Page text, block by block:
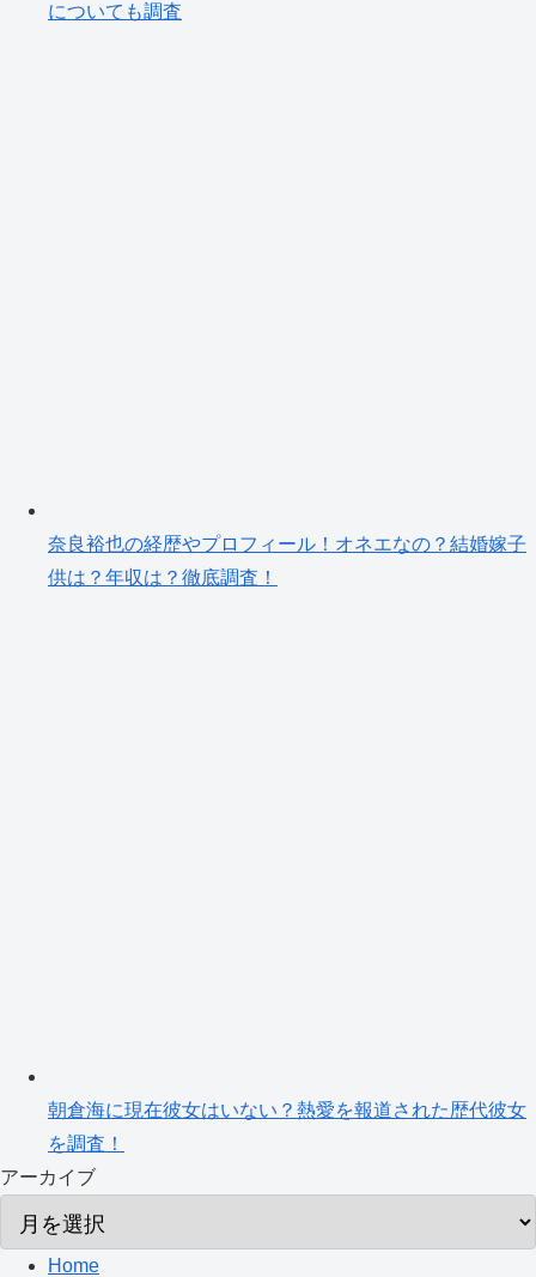
についても調査
奈良裕也の経歴やプロフィール！オネエなの？結婚嫁子
供は？年収は？徹底調査！
朝倉海に現在彼女はいない？熱愛を報道された歴代彼女
を調査！
アーカイブ
Home